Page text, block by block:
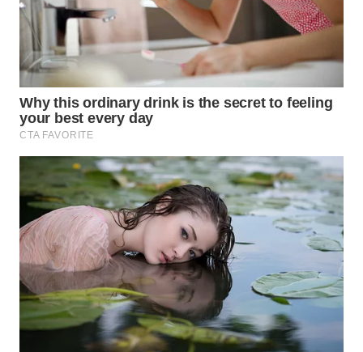
SULSEL
WN
WN
SULUT
WN
MALUKU
WN
MALUT
WN
DAIRI